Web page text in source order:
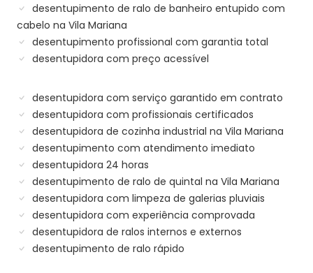
desentupimento de ralo de banheiro entupido com
cabelo na Vila Mariana
desentupimento profissional com garantia total
desentupidora com preço acessível
desentupidora com serviço garantido em contrato
desentupidora com profissionais certificados
desentupidora de cozinha industrial na Vila Mariana
desentupimento com atendimento imediato
desentupidora 24 horas
desentupimento de ralo de quintal na Vila Mariana
desentupidora com limpeza de galerias pluviais
desentupidora com experiência comprovada
desentupidora de ralos internos e externos
desentupimento de ralo rápido